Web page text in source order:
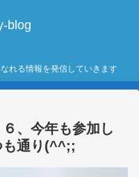
blog
れる情報を発信していきます
、今年も参加し
も通り(^^;;